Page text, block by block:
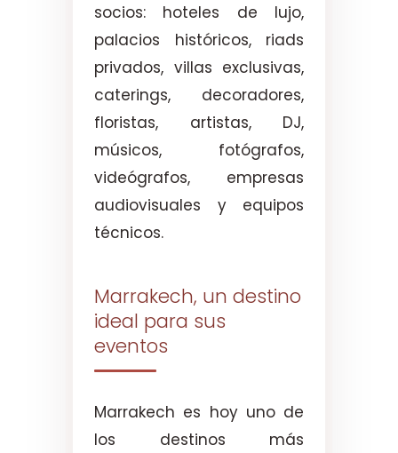
socios: hoteles de lujo,
palacios históricos, riads
privados, villas exclusivas,
caterings, decoradores,
floristas, artistas, DJ,
músicos, fotógrafos,
videógrafos, empresas
audiovisuales y equipos
técnicos.
Marrakech, un destino
ideal para sus
eventos
Marrakech es hoy uno de
los destinos más